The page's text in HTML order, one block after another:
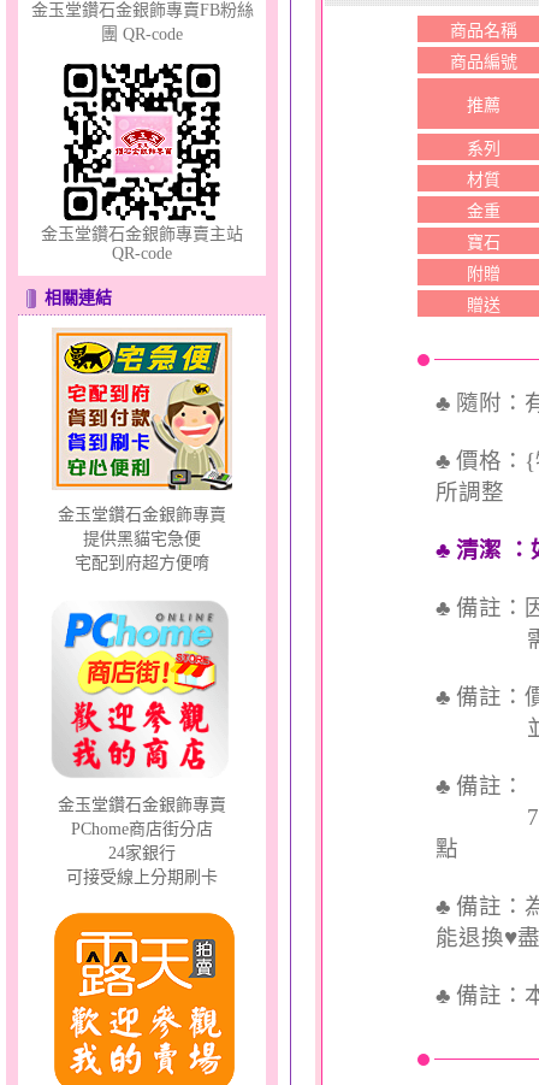
十字架～大黃金套鍊
羽翼～男銀鋼套鍊
金玉堂鑽石金銀飾專賣FB粉絲
團 QR-code
金玉堂鑽石金銀飾專賣主站
QR-code
相關連結
金玉堂鑽石金銀飾專賣
提供黑貓宅急便
宅配到府超方便唷
金玉堂鑽石金銀飾專賣
PChome商店街分店
24家銀行
可接受線上分期刷卡
商品名稱
商品編號
推薦
系列
材質
金重
寶石
附贈
贈送
♣ 隨附：
♣ 價格：{
所調整
♣ 清潔 ：
♣ 備註：
需依實
♣ 備註：
並交付
♣ 備註：
7個工
點
♣ 備註：
能退換♥
♣ 備註：